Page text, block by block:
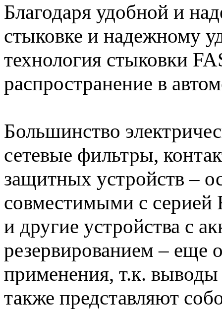
Благодаря удобной и
стыковке и надежному
технология стыковки
распространение в
Большинство
сетевые фильтры,
защитных устройств –
совместимыми с
и другие устройства с
резервированием – еще
применения, т.к.
также представляют